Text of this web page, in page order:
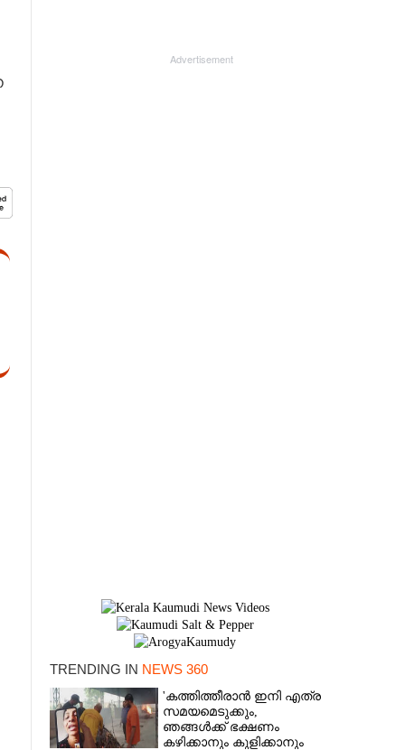
Advertisement
TRENDING IN NEWS 360
'കത്തിത്തീരാൻ ഇനി എത്ര
സമയമെടുക്കും,
ഞങ്ങൾക്ക് ഭക്ഷണം
കഴിക്കാനും കുളിക്കാനും
×